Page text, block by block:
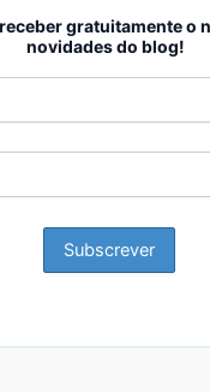
gratuitamente o
novidades do blog!